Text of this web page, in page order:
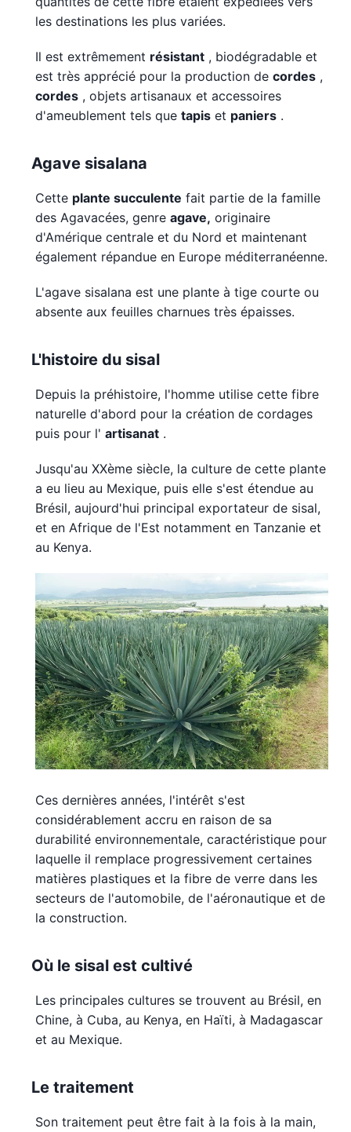
les destinations les plus variées.
Il est extrêmement résistant , biodégradable et
est très apprécié pour la production de cordes ,
cordes , objets artisanaux et accessoires
d'ameublement tels que tapis et paniers .
Agave sisalana
Cette plante succulente fait partie de la famille
des Agavacées, genre agave, originaire
d'Amérique centrale et du Nord et maintenant
également répandue en Europe méditerranéenne.
L'agave sisalana est une plante à tige courte ou
absente aux feuilles charnues très épaisses.
L'histoire du sisal
Depuis la préhistoire, l'homme utilise cette fibre
naturelle d'abord pour la création de cordages
puis pour l' artisanat .
Jusqu'au XXème siècle, la culture de cette plante
a eu lieu au Mexique, puis elle s'est étendue au
Brésil, aujourd'hui principal exportateur de sisal,
et en Afrique de l'Est notamment en Tanzanie et
au Kenya.
Ces dernières années, l'intérêt s'est
considérablement accru en raison de sa
durabilité environnementale, caractéristique pour
laquelle il remplace progressivement certaines
matières plastiques et la fibre de verre dans les
secteurs de l'automobile, de l'aéronautique et de
la construction.
Où le sisal est cultivé
Les principales cultures se trouvent au Brésil, en
Chine, à Cuba, au Kenya, en Haïti, à Madagascar
et au Mexique.
Le traitement
Son traitement peut être fait à la fois à la main,